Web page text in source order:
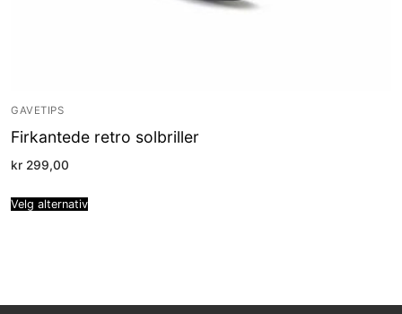
GAVETIPS
Firkantede retro solbriller
kr 299,00
Velg alternativ